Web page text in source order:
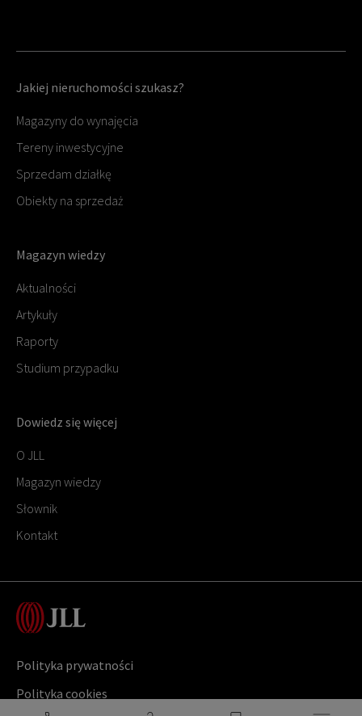
Jakiej nieruchomości szukasz?
Magazyny do wynajęcia
Tereny inwestycyjne
Sprzedam działkę
Obiekty na sprzedaż
Magazyn wiedzy
Aktualności
Artykuły
Raporty
Studium przypadku
Dowiedz się więcej
O JLL
Magazyn wiedzy
Słownik
Kontakt
Polityka prywatności
Polityka cookies